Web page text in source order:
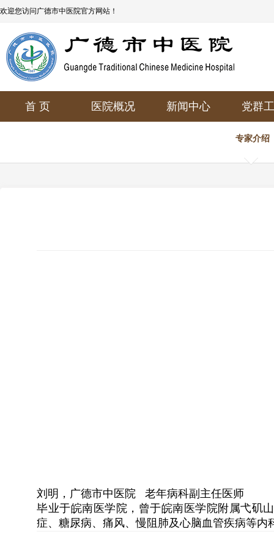
欢迎您访问广德市中医院官方网站！
首 页 医院概况 新闻中心 党群
专家介绍
刘明，广德市中医院 老年病科副主任医师
毕业于皖南医学院，曾于皖南医学院附属弋矶
症、糖尿病、痛风、慢阻肺及心脑血管疾病等